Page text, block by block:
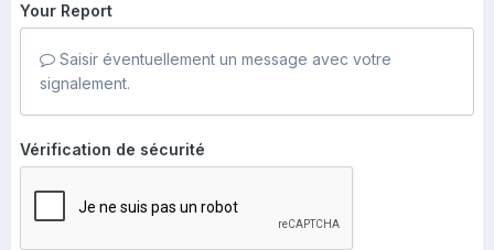
Your Report
Saisir éventuellement un message avec votre
signalement.
Vérification de sécurité